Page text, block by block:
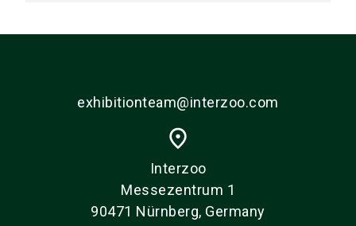
exhibitionteam@interzoo.com
place
Interzoo
Messezentrum 1
90471 Nürnberg, Germany